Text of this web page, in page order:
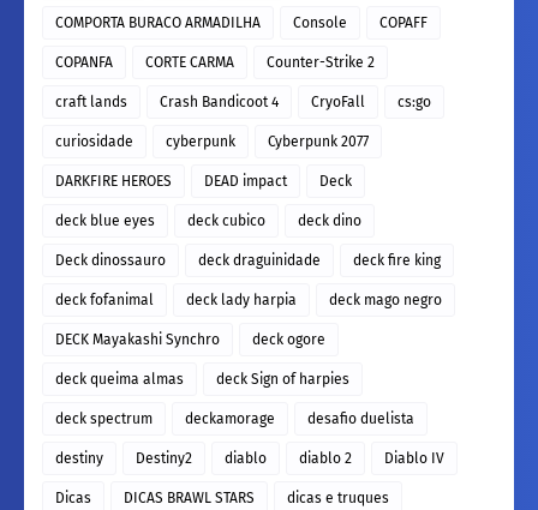
COMPORTA BURACO ARMADILHA Console COPAFF
COPANFA CORTE CARMA Counter-Strike 2
craft lands Crash Bandicoot 4 CryoFall cs:go
curiosidade cyberpunk Cyberpunk 2077
DARKFIRE HEROES DEAD impact Deck
deck blue eyes deck cubico deck dino
Deck dinossauro deck draguinidade deck fire king
deck fofanimal deck lady harpia deck mago negro
DECK Mayakashi Synchro deck ogore
deck queima almas deck Sign of harpies
deck spectrum deckamorage desafio duelista
destiny Destiny2 diablo diablo 2 Diablo IV
Dicas DICAS BRAWL STARS dicas e truques